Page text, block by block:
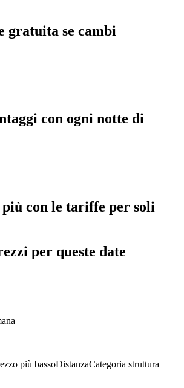
gratuita se cambi
con ogni notte di
con le tariffe per soli
per queste date
più bassoDistanzaCategoria struttura